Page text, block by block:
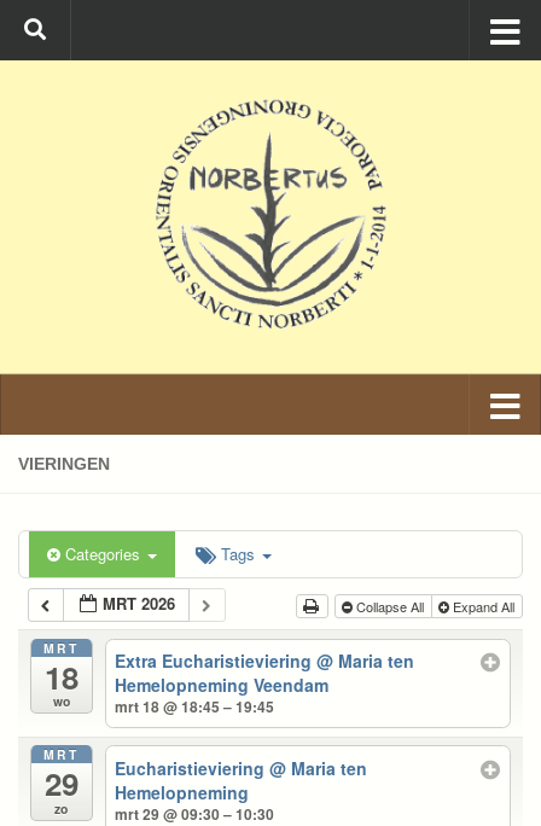
Ga naar de inhoud
VIERINGEN
Categories Tags
MRT 2026 Collapse All Expand All
MRT
18
wo
Extra Eucharistieviering@ Maria ten
Hemelopneming Veendam
mrt 18 @ 18:45 – 19:45
MRT
29
zo
Eucharistieviering@ Maria ten
Hemelopneming
mrt 29 @ 09:30 – 10:30